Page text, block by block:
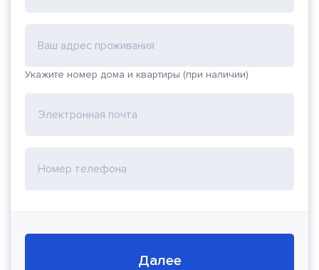
Ваш адрес проживания
Укажите номер дома и квартиры (при наличии)
Электронная почта
Номер телефона
Далее